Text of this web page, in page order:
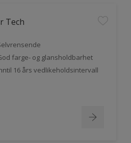
Tech
farge- og glansholdbarhet
16 års vedlikeholdsintervall